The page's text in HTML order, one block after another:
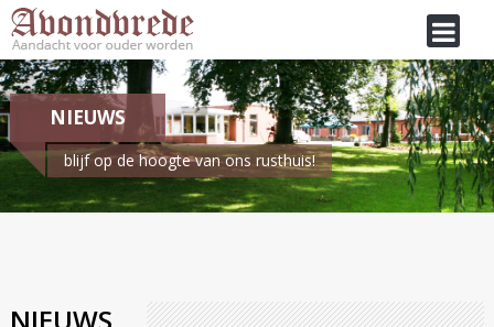
NIEUWS
blijf op de hoogte van ons rusthuis!